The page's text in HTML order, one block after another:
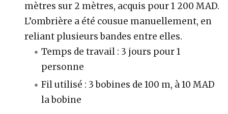
mètres sur 2 mètres, acquis pour 1 200 MAD.
L’ombrière a été cousue manuellement, en
reliant plusieurs bandes entre elles.
Temps de travail : 3 jours pour 1
personne
Fil utilisé : 3 bobines de 100 m, à 10 MAD
la bobine